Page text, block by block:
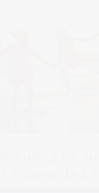
uống bổ
Vitamin D-3